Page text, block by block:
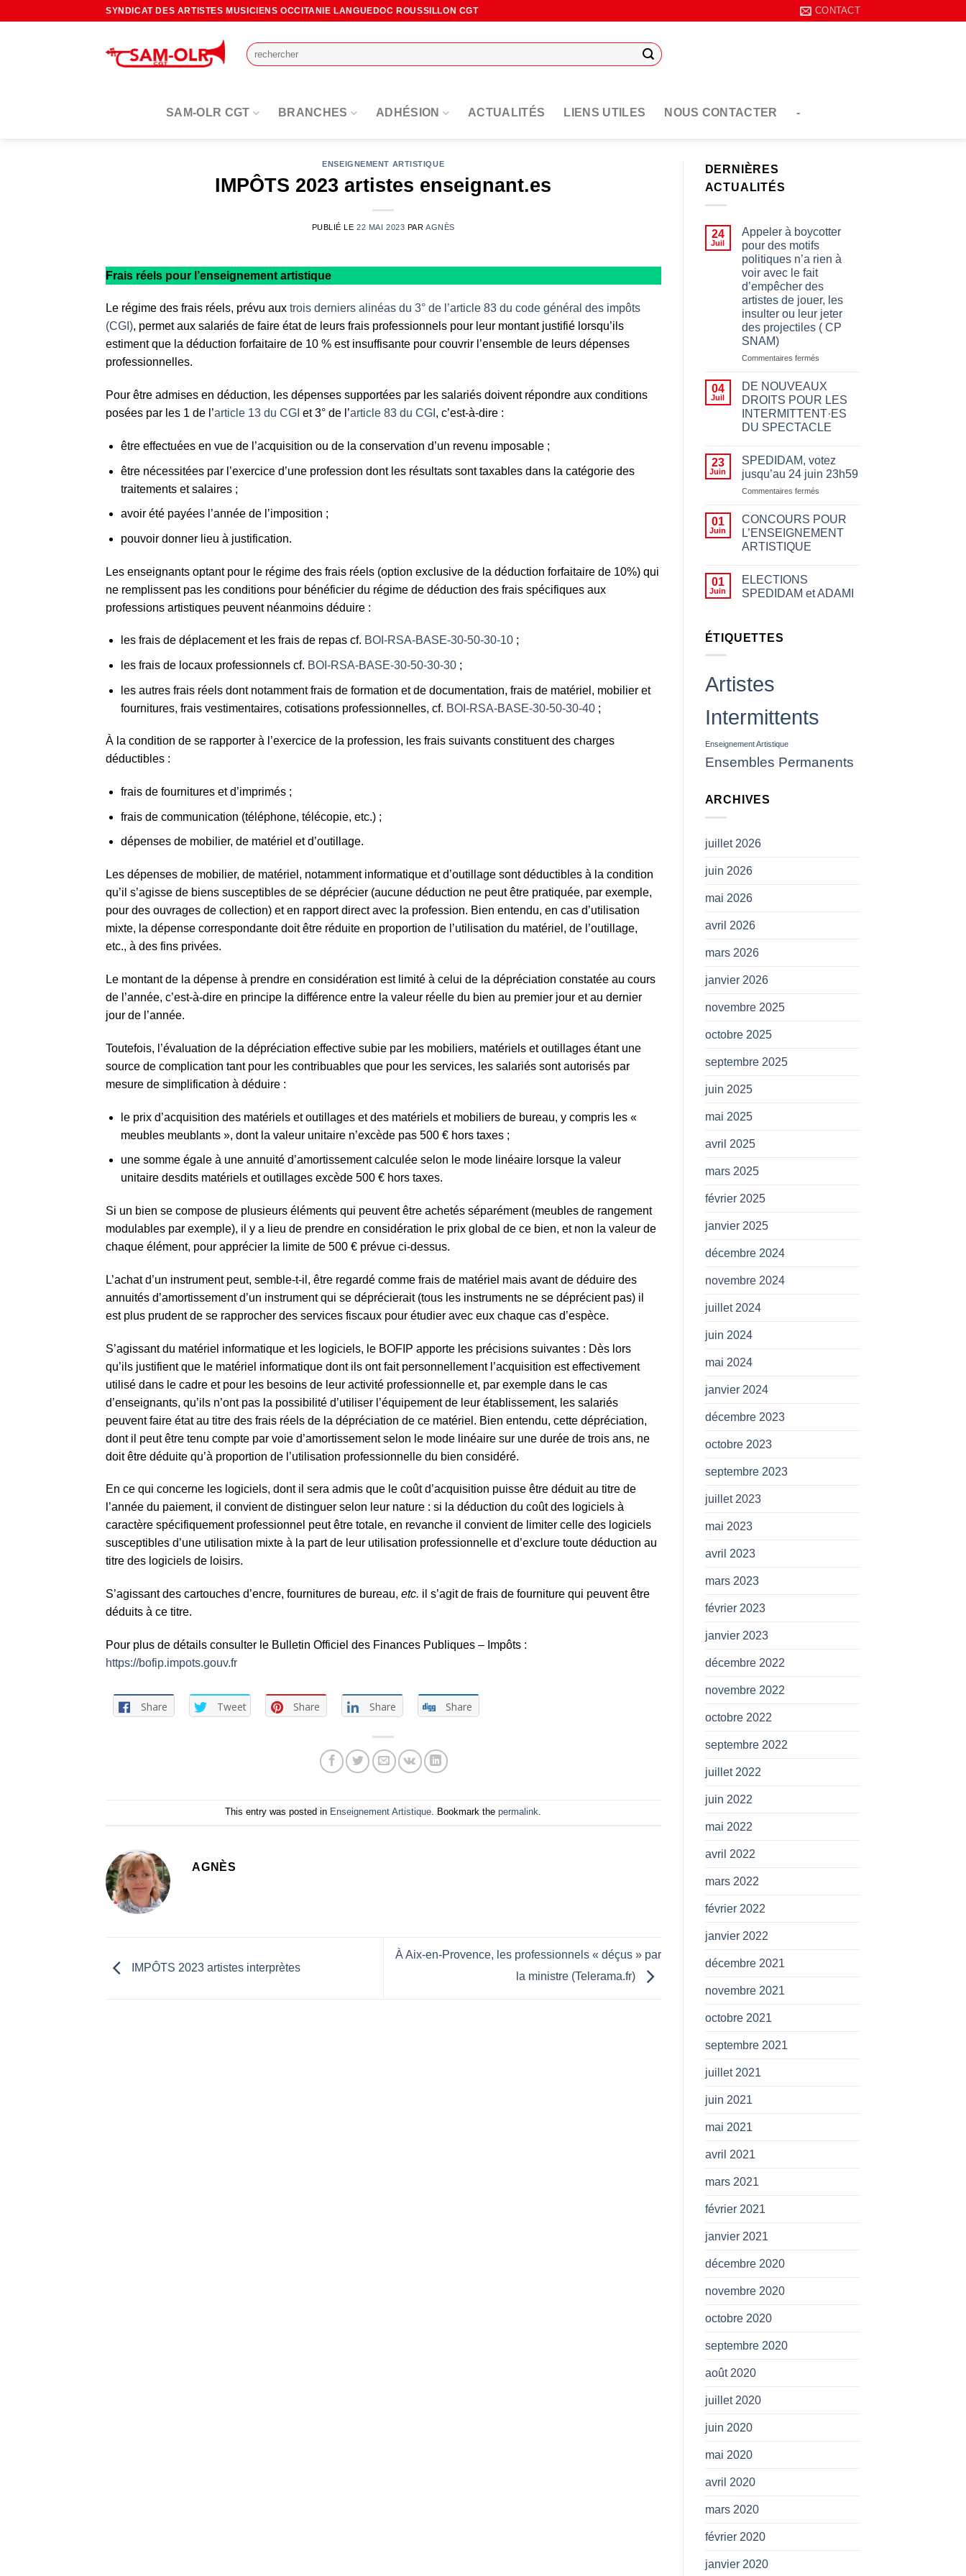
SYNDICAT DES ARTISTES MUSICIENS OCCITANIE LANGUEDOC ROUSSILLON CGT CONTACT
SAM-OLR CGT BRANCHES ADHÉSION ACTUALITÉS LIENS UTILES NOUS CONTACTER -
ENSEIGNEMENT ARTISTIQUE
IMPÔTS 2023 artistes enseignant.es
PUBLIÉ LE22 MAI 2023 PARAGNÈS
Frais réels pour l’enseignement artistique
Le régime des frais réels, prévu aux trois derniers alinéas du 3° de l’article 83 du code général des impôts
(CGI), permet aux salariés de faire état de leurs frais professionnels pour leur montant justifié lorsqu’ils
estiment que la déduction forfaitaire de 10 % est insuffisante pour couvrir l’ensemble de leurs dépenses
professionnelles.
Pour être admises en déduction, les dépenses supportées par les salariés doivent répondre aux conditions
posées par les 1 de l’article 13 du CGI et 3° de l’article 83 du CGI , c’est-à-dire :
être effectuées en vue de l’acquisition ou de la conservation d’un revenu imposable ;
être nécessitées par l’exercice d’une profession dont les résultats sont taxables dans la catégorie des
traitements et salaires ;
avoir été payées l’année de l’imposition ;
pouvoir donner lieu à justification.
Les enseignants optant pour le régime des frais réels (option exclusive de la déduction forfaitaire de 10%) qui
ne remplissent pas les conditions pour bénéficier du régime de déduction des frais spécifiques aux
professions artistiques peuvent néanmoins déduire :
les frais de déplacement et les frais de repas cf. BOI-RSA-BASE-30-50-30-10;
les frais de locaux professionnels cf. BOI-RSA-BASE-30-50-30-30;
les autres frais réels dont notamment frais de formation et de documentation, frais de matériel, mobilier et
fournitures, frais vestimentaires, cotisations professionnelles, cf. BOI-RSA-BASE-30-50-30-40;
À la condition de se rapporter à l’exercice de la profession, les frais suivants constituent des charges
déductibles :
frais de fournitures et d’imprimés ;
frais de communication (téléphone, télécopie, etc.) ;
dépenses de mobilier, de matériel et d’outillage.
Les dépenses de mobilier, de matériel, notamment informatique et d’outillage sont déductibles à la condition
qu’il s’agisse de biens susceptibles de se déprécier (aucune déduction ne peut être pratiquée, par exemple,
pour des ouvrages de collection) et en rapport direct avec la profession. Bien entendu, en cas d’utilisation
mixte, la dépense correspondante doit être réduite en proportion de l’utilisation du matériel, de l’outillage,
etc., à des fins privées.
Le montant de la dépense à prendre en considération est limité à celui de la dépréciation constatée au cours
de l’année, c’est-à-dire en principe la différence entre la valeur réelle du bien au premier jour et au dernier
jour de l’année.
Toutefois, l’évaluation de la dépréciation effective subie par les mobiliers, matériels et outillages étant une
source de complication tant pour les contribuables que pour les services, les salariés sont autorisés par
mesure de simplification à déduire :
le prix d’acquisition des matériels et outillages et des matériels et mobiliers de bureau, y compris les «
meubles meublants », dont la valeur unitaire n’excède pas 500 € hors taxes ;
une somme égale à une annuité d’amortissement calculée selon le mode linéaire lorsque la valeur
unitaire desdits matériels et outillages excède 500 € hors taxes.
Si un bien se compose de plusieurs éléments qui peuvent être achetés séparément (meubles de rangement
modulables par exemple), il y a lieu de prendre en considération le prix global de ce bien, et non la valeur de
chaque élément, pour apprécier la limite de 500 € prévue ci-dessus.
L’achat d’un instrument peut, semble-t-il, être regardé comme frais de matériel mais avant de déduire des
annuités d’amortissement d’un instrument qui se déprécierait (tous les instruments ne se déprécient pas) il
est plus prudent de se rapprocher des services fiscaux pour étudier avec eux chaque cas d’espèce.
S’agissant du matériel informatique et les logiciels, le BOFIP apporte les précisions suivantes : Dès lors
qu’ils justifient que le matériel informatique dont ils ont fait personnellement l’acquisition est effectivement
utilisé dans le cadre et pour les besoins de leur activité professionnelle et, par exemple dans le cas
d’enseignants, qu’ils n’ont pas la possibilité d’utiliser l’équipement de leur établissement, les salariés
peuvent faire état au titre des frais réels de la dépréciation de ce matériel. Bien entendu, cette dépréciation,
dont il peut être tenu compte par voie d’amortissement selon le mode linéaire sur une durée de trois ans, ne
doit être déduite qu’à proportion de l’utilisation professionnelle du bien considéré.
En ce qui concerne les logiciels, dont il sera admis que le coût d’acquisition puisse être déduit au titre de
l’année du paiement, il convient de distinguer selon leur nature : si la déduction du coût des logiciels à
caractère spécifiquement professionnel peut être totale, en revanche il convient de limiter celle des logiciels
susceptibles d’une utilisation mixte à la part de leur utilisation professionnelle et d’exclure toute déduction au
titre des logiciels de loisirs.
S’agissant des cartouches d’encre, fournitures de bureau, etc. il s’agit de frais de fourniture qui peuvent être
déduits à ce titre.
Pour plus de détails consulter le Bulletin Officiel des Finances Publiques – Impôts :
https://bofip.impots.gouv.fr
Share Tweet Share Share Share
This entry was posted in Enseignement Artistique. Bookmark thepermalink.
AGNÈS
IMPÔTS 2023 artistes interprètes
À Aix-en-Provence, les professionnels « déçus » par
la ministre (Telerama.fr)
DERNIÈRES
ACTUALITÉS
24
Juil
Appeler à boycotter
pour des motifs
politiques n’a rien à
voir avec le fait
d’empêcher des
artistes de jouer, les
insulter ou leur jeter
des projectiles ( CP
SNAM)
Commentaires ferméssur
à
boycotter
pour
des
motifs
n’a
rien
à
voir
le
fait
les
04
Juil
DE NOUVEAUX
DROITS POUR LES
INTERMITTENT·ES
DU SPECTACLE
23
Juin
SPEDIDAM, votez
jusqu’au 24 juin 23h59
Commentaires ferméssur
votez
jusqu’au
24
01
Juin
CONCOURS POUR
L’ENSEIGNEMENT
ARTISTIQUE
01
Juin
ELECTIONS
SPEDIDAM et ADAMI
ÉTIQUETTES
Artistes
Intermittents
Enseignement Artistique
Ensembles Permanents
ARCHIVES
juillet 2026
juin 2026
mai 2026
avril 2026
mars 2026
janvier 2026
novembre 2025
octobre 2025
septembre 2025
juin 2025
mai 2025
avril 2025
mars 2025
février 2025
janvier 2025
décembre 2024
novembre 2024
juillet 2024
juin 2024
mai 2024
janvier 2024
décembre 2023
octobre 2023
septembre 2023
juillet 2023
mai 2023
avril 2023
mars 2023
février 2023
janvier 2023
décembre 2022
novembre 2022
octobre 2022
septembre 2022
juillet 2022
juin 2022
mai 2022
avril 2022
mars 2022
février 2022
janvier 2022
décembre 2021
novembre 2021
octobre 2021
septembre 2021
juillet 2021
juin 2021
mai 2021
avril 2021
mars 2021
février 2021
janvier 2021
décembre 2020
novembre 2020
octobre 2020
septembre 2020
août 2020
juillet 2020
juin 2020
mai 2020
avril 2020
mars 2020
février 2020
janvier 2020